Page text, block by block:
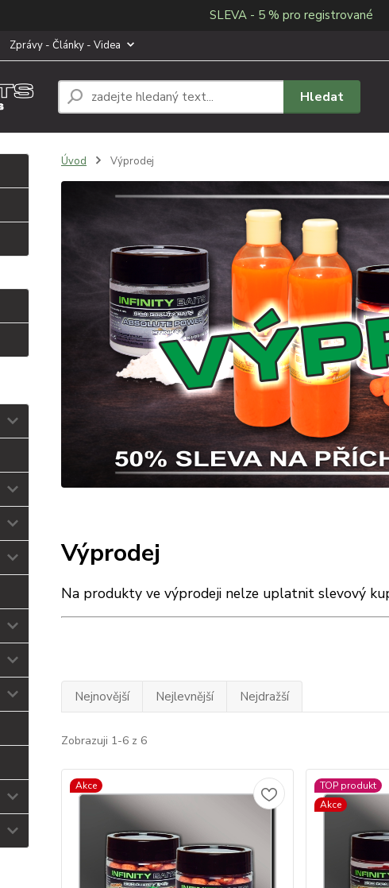
SLEVA - 5 % pro registrované
Zprávy - Články - Videa
Hledat
Úvod Výprodej
Výprodej
Na produkty ve výprodeji nelze uplatnit slevový
Nejnovější Nejlevnější Nejdražší
Zobrazuji 1-6 z 6
Akce
TOP produkt
Akce